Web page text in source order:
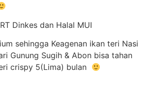
Dinkes dan Halal MUI
sehingga Keagenan ikan teri Nasi
Gunung Sugih & Abon bisa tahan
crispy 5(Lima) bulan